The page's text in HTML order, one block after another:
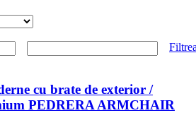
cu brate de exterior /
PEDRERA ARMCHAIR